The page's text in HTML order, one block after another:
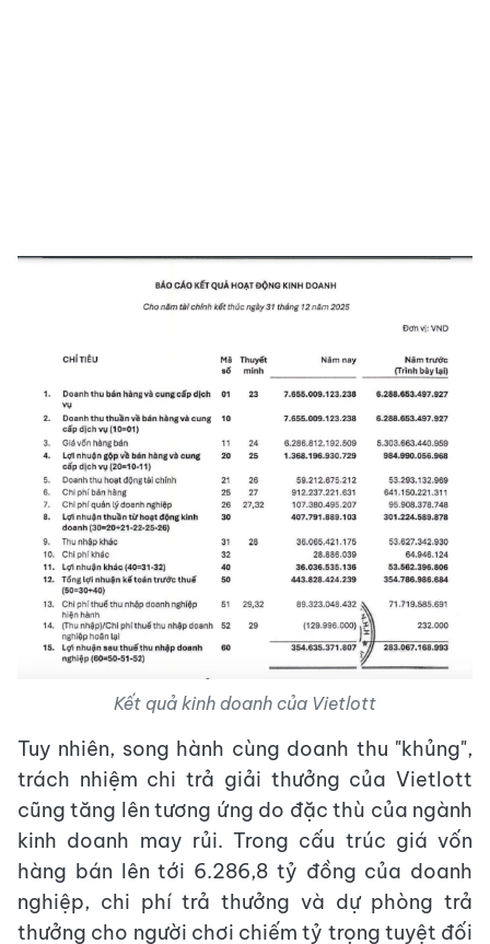
Kết quả kinh doanh của Vietlott
Tuy nhiên, song hành cùng doanh thu "khủng",
trách nhiệm chi trả giải thưởng của Vietlott
cũng tăng lên tương ứng do đặc thù của ngành
kinh doanh may rủi. Trong cấu trúc giá vốn
hàng bán lên tới 6.286,8 tỷ đồng của doanh
nghiệp, chi phí trả thưởng và dự phòng trả
thưởng cho người chơi chiếm tỷ trọng tuyệt đối